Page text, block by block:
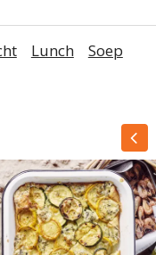
Lunch
Soep